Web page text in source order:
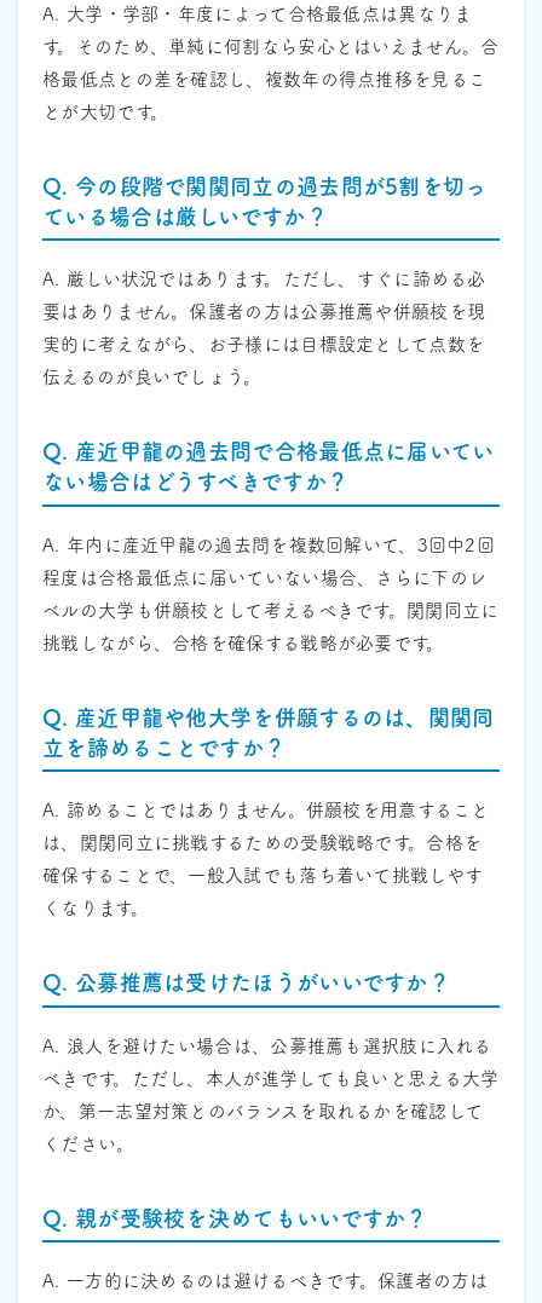
A. 大学・学部・年度によって合格最低点は異なりま
す。そのため、単純に何割なら安心とはいえません。合
格最低点との差を確認し、複数年の得点推移を見るこ
とが大切です。
Q. 今の段階で関関同立の過去問が5割を切っ
ている場合は厳しいですか？
A. 厳しい状況ではあります。ただし、すぐに諦める必
要はありません。保護者の方は公募推薦や併願校を現
実的に考えながら、お子様には目標設定として点数を
伝えるのが良いでしょう。
Q. 産近甲龍の過去問で合格最低点に届いてい
ない場合はどうすべきですか？
A. 年内に産近甲龍の過去問を複数回解いて、3回中2回
程度は合格最低点に届いていない場合、さらに下のレ
ベルの大学も併願校として考えるべきです。関関同立に
挑戦しながら、合格を確保する戦略が必要です。
Q. 産近甲龍や他大学を併願するのは、関関同
立を諦めることですか？
A. 諦めることではありません。併願校を用意すること
は、関関同立に挑戦するための受験戦略です。合格を
確保することで、一般入試でも落ち着いて挑戦しやす
くなります。
Q. 公募推薦は受けたほうがいいですか？
A. 浪人を避けたい場合は、公募推薦も選択肢に入れる
べきです。ただし、本人が進学しても良いと思える大学
か、第一志望対策とのバランスを取れるかを確認して
ください。
Q. 親が受験校を決めてもいいですか？
A. 一方的に決めるのは避けるべきです。保護者の方は